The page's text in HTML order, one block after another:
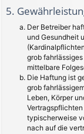
5.
Der Betreiber
und Gesundheit
grob
mittelbare
Die Haftung ist
grob
Leben, Körper
typischerweise
nach auf die